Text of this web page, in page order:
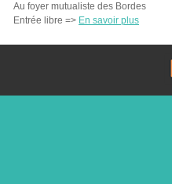
Au foyer mutualiste des Bordes
Entrée libre => En savoir plus